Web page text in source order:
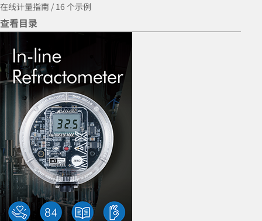
在线计量指南 / 16 个示例
查看目录